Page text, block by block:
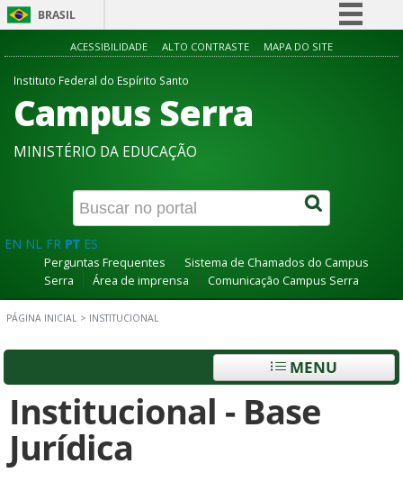
BRASIL
Simplifique!
Acesso à informação
Canais
ACESSIBILIDADE ALTO CONTRASTE MAPA DO SITE
Instituto Federal do Espírito Santo
Campus Serra
MINISTÉRIO DA EDUCAÇÃO
EN NL FR PT ES
Perguntas Frequentes
Sistema de Chamados do Campus
Serra
Área de imprensa Comunicação Campus Serra
PÁGINA INICIAL > INSTITUCIONAL
MENU
Institucional - Base
Jurídica